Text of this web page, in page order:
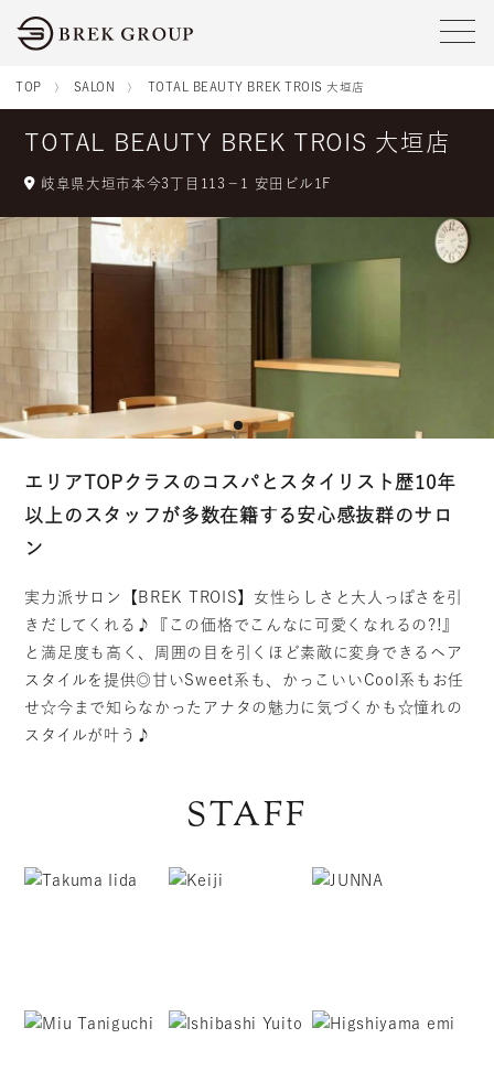
TOP SALON TOTAL BEAUTY BREK TROIS 大垣店
TOTAL BEAUTY BREK TROIS 大垣店
岐阜県大垣市本今3丁目113−1 安田ビル1F
エリアTOPクラスのコスパとスタイリスト歴10年
以上のスタッフが多数在籍する安心感抜群のサロ
ン
実力派サロン【BREK TROIS】女性らしさと大人っぽさを引
きだしてくれる♪『この価格でこんなに可愛くなれるの?!』
と満足度も高く、周囲の目を引くほど素敵に変身できるヘア
スタイルを提供◎甘いSweet系も、かっこいいCool系もお任
せ☆今まで知らなかったアナタの魅力に気づくかも☆憧れの
スタイルが叶う♪
STAFF